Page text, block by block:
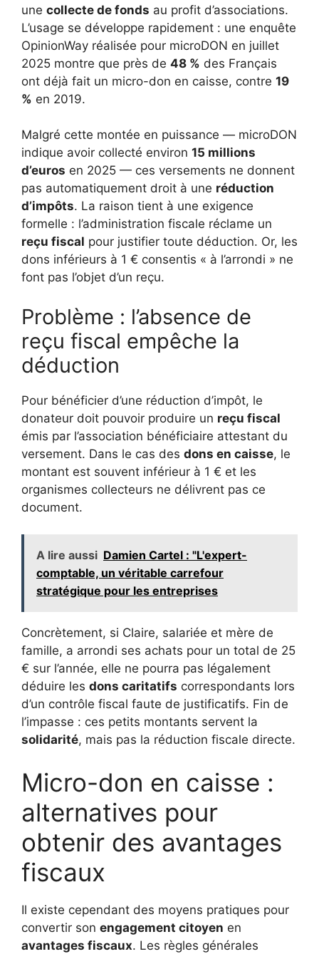
une collecte de fonds au profit d’associations.
L’usage se développe rapidement : une enquête
OpinionWay réalisée pour microDON en juillet
2025 montre que près de 48 % des Français
ont déjà fait un micro-don en caisse, contre 19
% en 2019.
Malgré cette montée en puissance — microDON
indique avoir collecté environ 15 millions
d’euros en 2025 — ces versements ne donnent
pas automatiquement droit à une réduction
d’impôts. La raison tient à une exigence
formelle : l’administration fiscale réclame un
reçu fiscal pour justifier toute déduction. Or, les
dons inférieurs à 1 € consentis « à l’arrondi » ne
font pas l’objet d’un reçu.
Problème : l’absence de
reçu fiscal empêche la
déduction
Pour bénéficier d’une réduction d’impôt, le
donateur doit pouvoir produire un reçu fiscal
émis par l’association bénéficiaire attestant du
versement. Dans le cas des dons en caisse, le
montant est souvent inférieur à 1 € et les
organismes collecteurs ne délivrent pas ce
document.
A lire aussi Damien Cartel : "L'expert-
comptable, un véritable carrefour
stratégique pour les entreprises
Concrètement, si Claire, salariée et mère de
famille, a arrondi ses achats pour un total de 25
€ sur l’année, elle ne pourra pas légalement
déduire les dons caritatifs correspondants lors
d’un contrôle fiscal faute de justificatifs. Fin de
l’impasse : ces petits montants servent la
solidarité, mais pas la réduction fiscale directe.
Micro-don en caisse :
alternatives pour
obtenir des avantages
fiscaux
Il existe cependant des moyens pratiques pour
convertir son engagement citoyen en
avantages fiscaux. Les règles générales